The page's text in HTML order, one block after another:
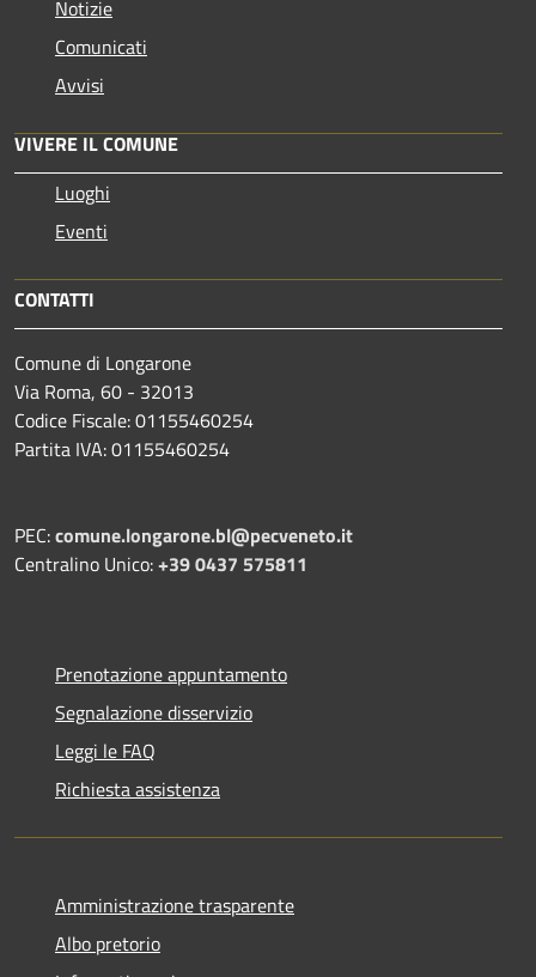
Notizie
Comunicati
Avvisi
VIVERE IL COMUNE
Luoghi
Eventi
CONTATTI
Comune di Longarone
Via Roma, 60 - 32013
Codice Fiscale: 01155460254
Partita IVA: 01155460254
PEC:comune.longarone.bl@pecveneto.it
Centralino Unico:+39 0437 575811
Prenotazione appuntamento
Segnalazione disservizio
Leggi le FAQ
Richiesta assistenza
Amministrazione trasparente
Albo pretorio